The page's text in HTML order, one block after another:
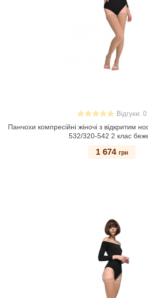
Відгуки: 0
Панчохи компресійні жіночі з відкритим
532/320-542 2 клас
1 674 грн